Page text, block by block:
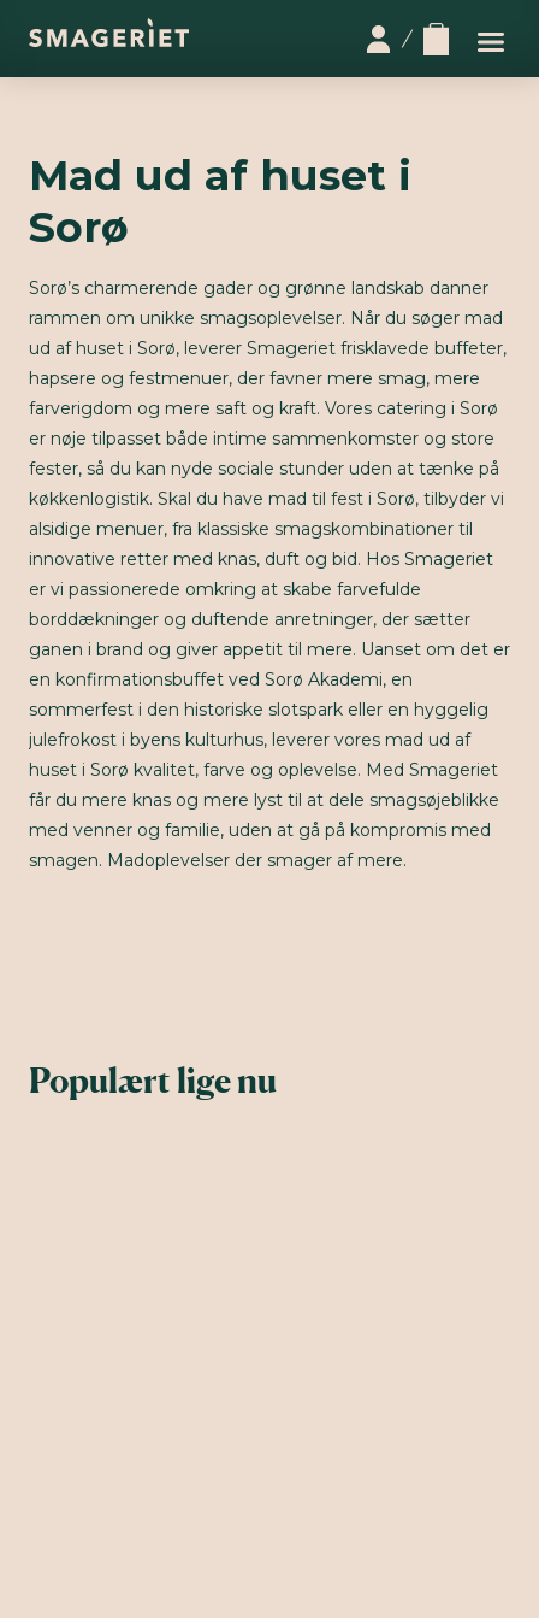
Mad ud af huset i
Sorø
Sorø’s charmerende gader og grønne landskab danner
rammen om unikke smagsoplevelser. Når du søger mad
ud af huset i Sorø, leverer Smageriet frisklavede buffeter,
hapsere og festmenuer, der favner mere smag, mere
farverigdom og mere saft og kraft. Vores catering i Sorø
er nøje tilpasset både intime sammenkomster og store
fester, så du kan nyde sociale stunder uden at tænke på
køkkenlogistik. Skal du have mad til fest i Sorø, tilbyder vi
alsidige menuer, fra klassiske smagskombinationer til
innovative retter med knas, duft og bid. Hos Smageriet
er vi passionerede omkring at skabe farvefulde
borddækninger og duftende anretninger, der sætter
ganen i brand og giver appetit til mere. Uanset om det er
en konfirmationsbuffet ved Sorø Akademi, en
sommerfest i den historiske slotspark eller en hyggelig
julefrokost i byens kulturhus, leverer vores mad ud af
huset i Sorø kvalitet, farve og oplevelse. Med Smageriet
får du mere knas og mere lyst til at dele smagsøjeblikke
med venner og familie, uden at gå på kompromis med
smagen. Madoplevelser der smager af mere.
Populært lige nu